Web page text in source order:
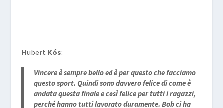
Hubert Kós:
Vincere è sempre bello ed è per questo che facciamo
questo sport. Quindi sono davvero felice di come è
andata questa finale e così felice per tutti i ragazzi,
perché hanno tutti lavorato duramente. Bob ci ha